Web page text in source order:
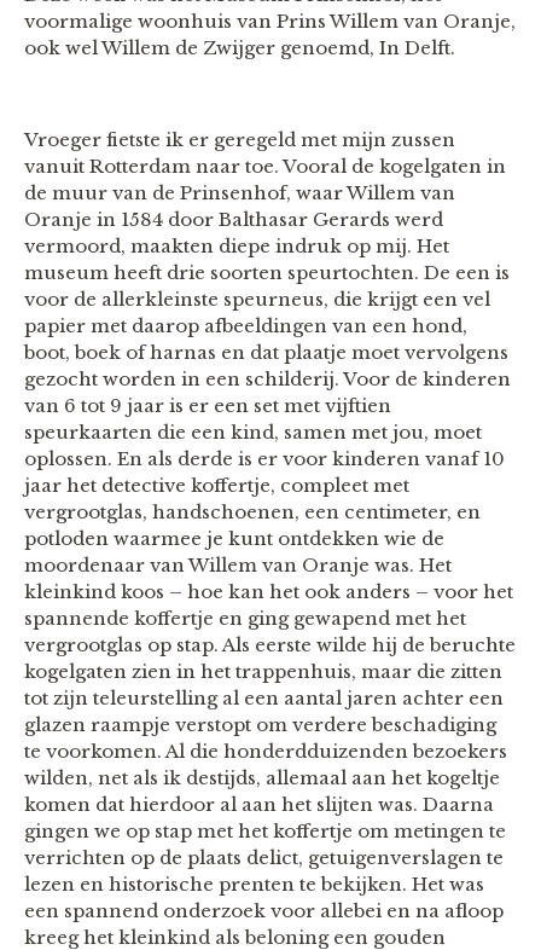
voormalige woonhuis van Prins Willem van Oranje,
ook wel Willem de Zwijger genoemd, In Delft.
Vroeger fietste ik er geregeld met mijn zussen
vanuit Rotterdam naar toe. Vooral de kogelgaten in
de muur van de Prinsenhof, waar Willem van
Oranje in 1584 door Balthasar Gerards werd
vermoord, maakten diepe indruk op mij. Het
museum heeft drie soorten speurtochten. De een is
voor de allerkleinste speurneus, die krijgt een vel
papier met daarop afbeeldingen van een hond,
boot, boek of harnas en dat plaatje moet vervolgens
gezocht worden in een schilderij. Voor de kinderen
van 6 tot 9 jaar is er een set met vijftien
speurkaarten die een kind, samen met jou, moet
oplossen. En als derde is er voor kinderen vanaf 10
jaar het detective koffertje, compleet met
vergrootglas, handschoenen, een centimeter, en
potloden waarmee je kunt ontdekken wie de
moordenaar van Willem van Oranje was. Het
kleinkind koos – hoe kan het ook anders – voor het
spannende koffertje en ging gewapend met het
vergrootglas op stap. Als eerste wilde hij de beruchte
kogelgaten zien in het trappenhuis, maar die zitten
tot zijn teleurstelling al een aantal jaren achter een
glazen raampje verstopt om verdere beschadiging
te voorkomen. Al die honderdduizenden bezoekers
wilden, net als ik destijds, allemaal aan het kogeltje
komen dat hierdoor al aan het slijten was. Daarna
gingen we op stap met het koffertje om metingen te
verrichten op de plaats delict, getuigenverslagen te
lezen en historische prenten te bekijken. Het was
een spannend onderzoek voor allebei en na afloop
kreeg het kleinkind als beloning een gouden